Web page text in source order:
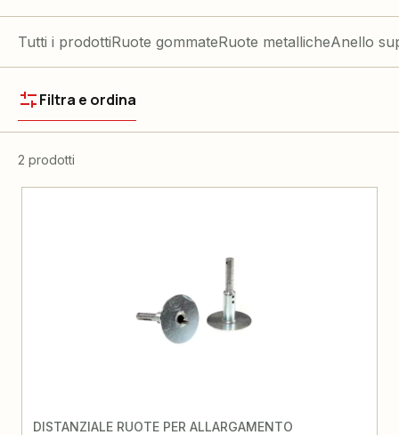
Tutti i prodottiRuote gommateRuote metallicheAnello
Filtra e ordina
2 prodotti
DISTANZIALE RUOTE PER ALLARGAMENTO